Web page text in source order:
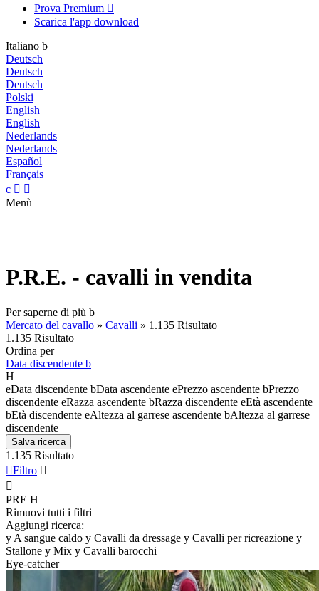
Prova Premium 
Scarica l'app download
Italiano b
Deutsch
Deutsch
Deutsch
Polski
English
English
Nederlands
Nederlands
Español
Français
c  
Menù
P.R.E. - cavalli in vendita
Per saperne di più b
Mercato del cavallo » Cavalli » 1.135 Risultato
1.135 Risultato
Ordina per
Data discendente b
H
eData discendente bData ascendente ePrezzo ascendente bPrezzo
discendente eRazza ascendente bRazza discendente eEtà ascendente
bEtà discendente eAltezza al garrese ascendente bAltezza al garrese
discendente
Salva ricerca
1.135 Risultato
Filtro 

PRE H
Rimuovi tutti i filtri
Aggiungi ricerca:
y A sangue caldo y Cavalli da dressage y Cavalli per ricreazione y
Stallone y Mix y Cavalli barocchi
Eye-catcher